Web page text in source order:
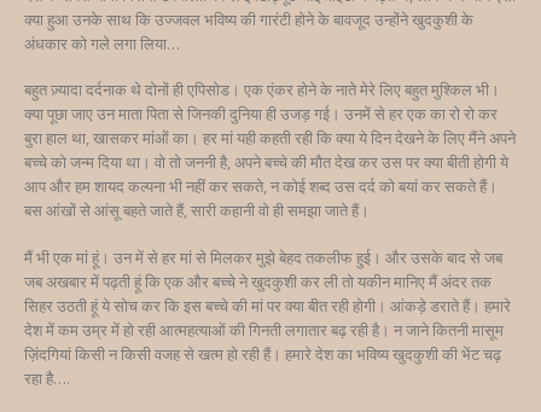
क्या हुआ उनके साथ कि उज्जवल भविष्य की गारंटी होने के बावजूद उन्होंने खुदकुशी के
अंधकार को गले लगा लिया…
बहुत ज़्यादा दर्दनाक थे दोनों ही एपिसोड। एक एंकर होने के नाते मेरे लिए बहुत मुश्किल भी।
क्या पूछा जाए उन माता पिता से जिनकी दुनिया ही उजड़ गई। उनमें से हर एक का रो रो कर
बुरा हाल था, खासकर मांओं का। हर मां यही कहती रही कि क्या ये दिन देखने के लिए मैंने अपने
बच्चे को जन्म दिया था। वो तो जननी है, अपने बच्चे की मौत देख कर उस पर क्या बीती होगी ये
आप और हम शायद कल्पना भी नहीं कर सकते, न कोई शब्द उस दर्द को बयां कर सकते हैं।
बस आंखों से आंसू बहते जाते हैं, सारी कहानी वो ही समझा जाते हैं।
मैं भी एक मां हूं। उन में से हर मां से मिलकर मुझे बेहद तकलीफ हुई। और उसके बाद से जब
जब अखबार में पढ़ती हूं कि एक और बच्चे ने खुदकुशी कर ली तो यकीन मानिए मैं अंदर तक
सिहर उठती हूं ये सोच कर कि इस बच्चे की मां पर क्या बीत रही होगी। आंकड़े डराते हैं। हमारे
देश में कम उम्र में हो रही आत्महत्याओं की गिनती लगातार बढ़ रही है। न जाने कितनी मासूम
ज़िंदगियां किसी न किसी वजह से खत्म हो रही हैं। हमारे देश का भविष्य खुदकुशी की भेंट चढ़
रहा है….